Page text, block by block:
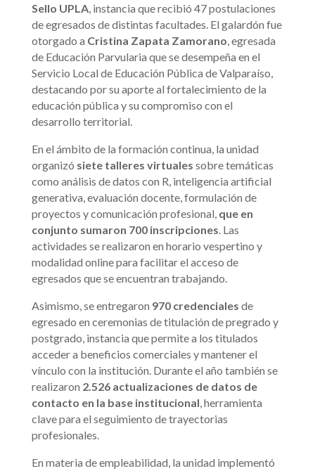
Sello UPLA, instancia que recibió 47 postulaciones
de egresados de distintas facultades. El galardón fue
otorgado a Cristina Zapata Zamorano, egresada
de Educación Parvularia que se desempeña en el
Servicio Local de Educación Pública de Valparaíso,
destacando por su aporte al fortalecimiento de la
educación pública y su compromiso con el
desarrollo territorial.
En el ámbito de la formación continua, la unidad
organizó siete talleres virtuales sobre temáticas
como análisis de datos con R, inteligencia artificial
generativa, evaluación docente, formulación de
proyectos y comunicación profesional, que en
conjunto sumaron 700 inscripciones. Las
actividades se realizaron en horario vespertino y
modalidad online para facilitar el acceso de
egresados que se encuentran trabajando.
Asimismo, se entregaron 970 credenciales de
egresado en ceremonias de titulación de pregrado y
postgrado, instancia que permite a los titulados
acceder a beneficios comerciales y mantener el
vínculo con la institución. Durante el año también se
realizaron 2.526 actualizaciones de datos de
contacto en la base institucional, herramienta
clave para el seguimiento de trayectorias
profesionales.
En materia de empleabilidad, la unidad implementó